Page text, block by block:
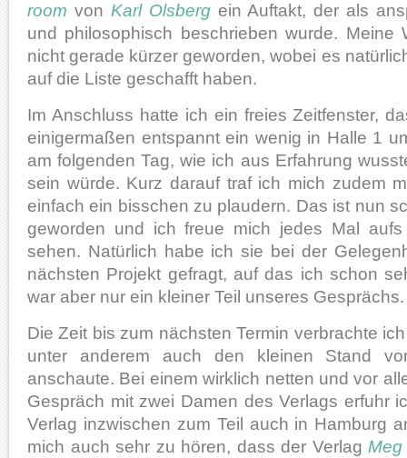
room von Karl Olsbergein Auftakt, der als
und philosophisch beschrieben wurde. Meine
nicht gerade kürzer geworden, wobei es
auf die Liste geschafft haben.
Im Anschluss hatte ich ein freies Zeitfenster,
einigermaßen entspannt ein wenig in Halle 1
am folgenden Tag, wie ich aus Erfahrung
sein würde. Kurz darauf traf ich mich zudem
einfach ein bisschen zu plaudern. Das ist nun
geworden und ich freue mich jedes Mal
sehen. Natürlich habe ich sie bei der
nächsten Projekt gefragt, auf das ich schon
war aber nur ein kleiner Teil unseres Gesprächs.
Die Zeit bis zum nächsten Termin verbrachte
unter anderem auch den kleinen Stand
anschaute. Bei einem wirklich netten und vor
Gespräch mit zwei Damen des Verlags erfuhr
Verlag inzwischen zum Teil auch in Hamburg
mich auch sehr zu hören, dass der Verlag